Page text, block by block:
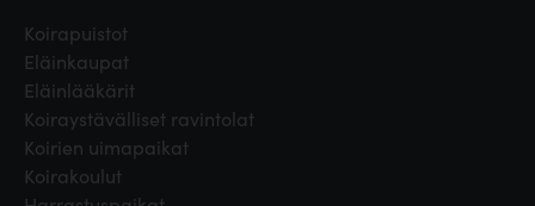
Koirapuistot
Eläinkaupat
Eläinlääkärit
Koiraystävälliset ravintolat
Koirien uimapaikat
Koirakoulut